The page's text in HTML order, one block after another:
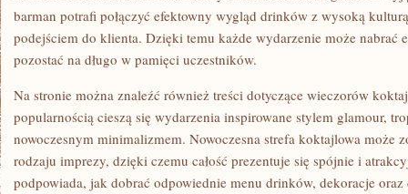
barman potrafi połączyć efektowny wygląd drinków z wysoką
podejściem do klienta. Dzięki temu każde wydarzenie może nabrać
pozostać na długo w pamięci uczestników.
Na stronie można znaleźć również treści dotyczące wieczorów
popularnością cieszą się wydarzenia inspirowane stylem glamour,
nowoczesnym minimalizmem. Nowoczesna strefa koktajlowa może
rodzaju imprezy, dzięki czemu całość prezentuje się spójnie i
podpowiada, jak dobrać odpowiednie menu drinków, dekoracje